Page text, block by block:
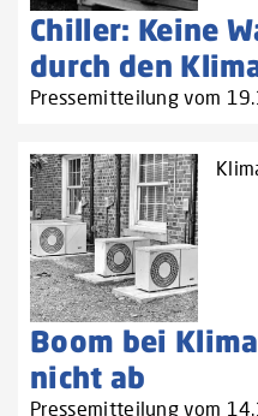
Chiller: Keine
durch den
Pressemitteilung vom
Boom bei
nicht ab
Pressemitteilung vom